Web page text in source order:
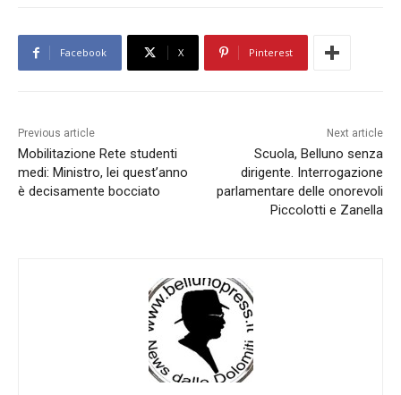
Facebook X Pinterest
Previous article
Mobilitazione Rete studenti
medi: Ministro, lei quest’anno
è decisamente bocciato
Next article
Scuola, Belluno senza
dirigente. Interrogazione
parlamentare delle onorevoli
Piccolotti e Zanella